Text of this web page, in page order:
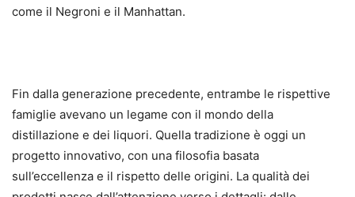
come il Negroni e il Manhattan.
Fin dalla generazione precedente, entrambe le rispettive
famiglie avevano un legame con il mondo della
distillazione e dei liquori. Quella tradizione è oggi un
progetto innovativo, con una filosofia basata
sull’eccellenza e il rispetto delle origini. La qualità dei